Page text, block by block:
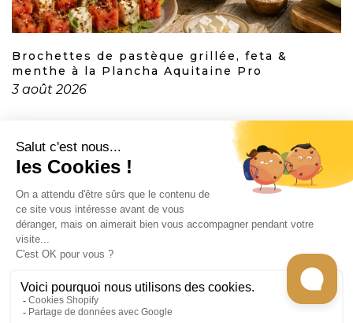
Brochettes de pastèque grillée, feta &
menthe à la Plancha Aquitaine Pro
3 août 2026
CONTACT
INFORMATION
EN SAVOIR PLUS
RECEVEZ LES RECETTES DE CHEF CARO